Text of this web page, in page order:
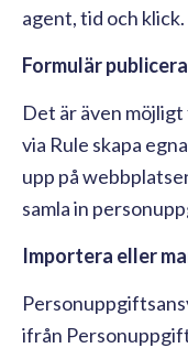
agent, tid och klick.
Formulär
Det är även
via Rule skapa
upp på
samla in
Importera eller
ifrån